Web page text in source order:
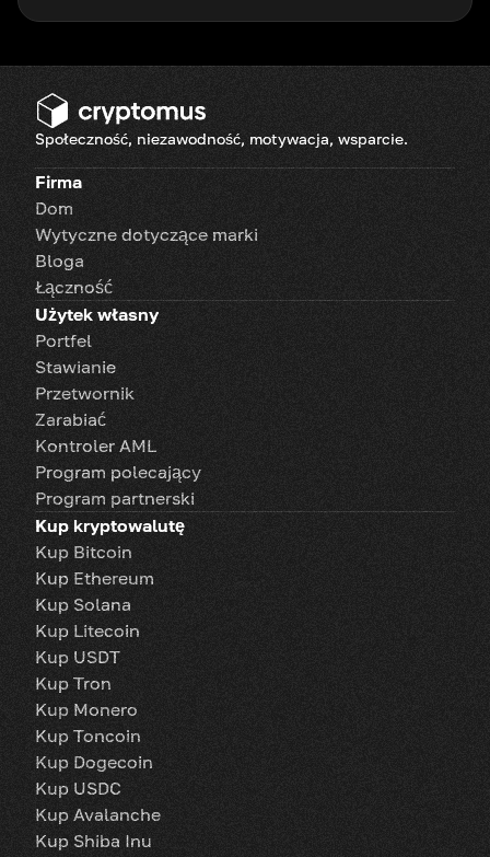
Społeczność, niezawodność, motywacja, wsparcie.
Firma
Dom
Wytyczne dotyczące marki
Bloga
Łączność
Użytek własny
Portfel
Stawianie
Przetwornik
Zarabiać
Kontroler AML
Program polecający
Program partnerski
Kup kryptowalutę
Kup Bitcoin
Kup Ethereum
Kup Solana
Kup Litecoin
Kup USDT
Kup Tron
Kup Monero
Kup Toncoin
Kup Dogecoin
Kup USDC
Kup Avalanche
Kup Shiba Inu